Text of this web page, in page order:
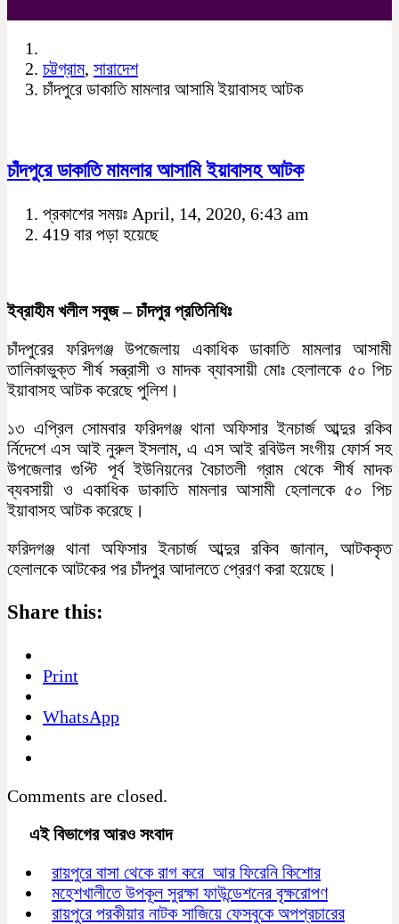
চট্টগ্রাম, সারাদেশ
চাঁদপুরে ডাকাতি মামলার আসামি ইয়াবাসহ আটক
চাঁদপুরে ডাকাতি মামলার আসামি ইয়াবাসহ আটক
প্রকাশের সময়ঃ April, 14, 2020, 6:43 am
419 বার পড়া হয়েছে
ইব্রাহীম খলীল সবুজ – চাঁদপুর প্রতিনিধিঃ
চাঁদপুরের ফরিদগঞ্জ উপজেলায় একাধিক ডাকাতি মামলার আসামী
তালিকাভুক্ত শীর্ষ সন্ত্রাসী ও মাদক ব্যাবসায়ী মোঃ হেলালকে ৫০ পিচ
ইয়াবাসহ আটক করেছে পুলিশ।
১৩ এপ্রিল সোমবার ফরিদগঞ্জ থানা অফিসার ইনচার্জ আব্দুর রকিব
র্নিদেশে এস আই নুরুল ইসলাম, এ এস আই রবিউল সংগীয় ফোর্স সহ
উপজেলার গুপ্টি পূর্ব ইউনিয়নের বৈচাতলী গ্রাম থেকে শীর্ষ মাদক
ব্যবসায়ী ও একাধিক ডাকাতি মামলার আসামী হেলালকে ৫০ পিচ
ইয়াবাসহ আটক করেছে।
ফরিদগঞ্জ থানা অফিসার ইনচার্জ আব্দুর রকিব জানান, আটককৃত
হেলালকে আটকের পর চাঁদপুর আদালতে প্রেরণ করা হয়েছে।
Share this:
Print
WhatsApp
Comments are closed.
এই বিভাগের আরও সংবাদ
রায়পুরে বাসা থেকে রাগ করে আর ফিরেনি কিশোর
মহেশখালীতে উপকূল সুরক্ষা ফাউন্ডেশনের বৃক্ষরোপণ
রায়পুরে পরকীয়ার নাটক সাজিয়ে ফেসবুকে অপপ্রচারের